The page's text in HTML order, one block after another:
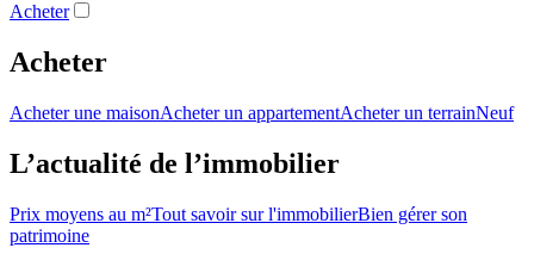
Acheter
Acheter
Acheter une maisonAcheter un appartementAcheter un terrainNeuf
L’actualité de l’immobilier
Prix moyens au m²Tout savoir sur l'immobilierBien gérer son
patrimoine